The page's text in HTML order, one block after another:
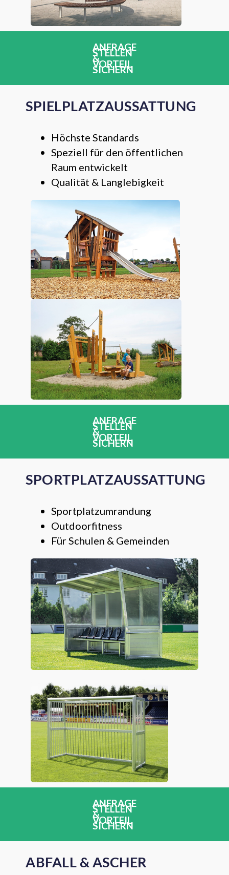
ANFRAGE
STELLEN
&
VORTEIL
SICHERN
SPIELPLATZAUSSATTUNG
Höchste Standards
Speziell für den öffentlichen
Raum entwickelt
Qualität & Langlebigkeit
ANFRAGE
STELLEN
&
VORTEIL
SICHERN
SPORTPLATZAUSSATTUNG
Sportplatzumrandung
Outdoorfitness
Für Schulen & Gemeinden
ANFRAGE
STELLEN
&
VORTEIL
SICHERN
ABFALL & ASCHER